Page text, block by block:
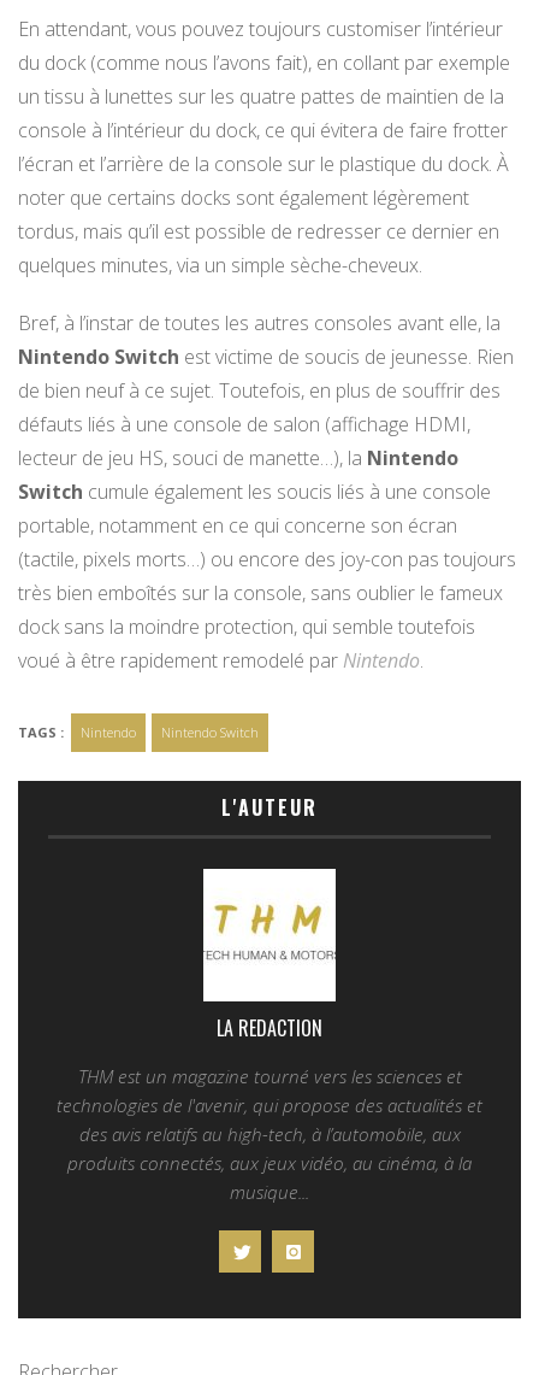
En attendant, vous pouvez toujours customiser l’intérieur
du dock (comme nous l’avons fait), en collant par exemple
un tissu à lunettes sur les quatre pattes de maintien de la
console à l’intérieur du dock, ce qui évitera de faire frotter
l’écran et l’arrière de la console sur le plastique du dock. À
noter que certains docks sont également légèrement
tordus, mais qu’il est possible de redresser ce dernier en
quelques minutes, via un simple sèche-cheveux.
Bref, à l’instar de toutes les autres consoles avant elle, la
Nintendo Switch est victime de soucis de jeunesse. Rien
de bien neuf à ce sujet. Toutefois, en plus de souffrir des
défauts liés à une console de salon (affichage HDMI,
lecteur de jeu HS, souci de manette…), la Nintendo
Switch cumule également les soucis liés à une console
portable, notamment en ce qui concerne son écran
(tactile, pixels morts…) ou encore des joy-con pas toujours
très bien emboîtés sur la console, sans oublier le fameux
dock sans la moindre protection, qui semble toutefois
voué à être rapidement remodelé par Nintendo.
TAGS : Nintendo Nintendo Switch
L'AUTEUR
LA REDACTION
THM est un magazine tourné vers les sciences et
technologies de l'avenir, qui propose des actualités et
des avis relatifs au high-tech, à l’automobile, aux
produits connectés, aux jeux vidéo, au cinéma, à la
musique...